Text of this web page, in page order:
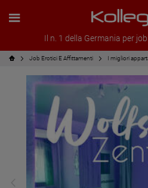
Il n. 1 della Germania per
Job Erotici E Affittamenti I migliori